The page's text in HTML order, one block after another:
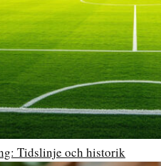
Tidslinje och historik